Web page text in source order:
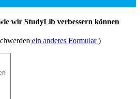
wir StudyLib verbessern können
ein anderes Formular)